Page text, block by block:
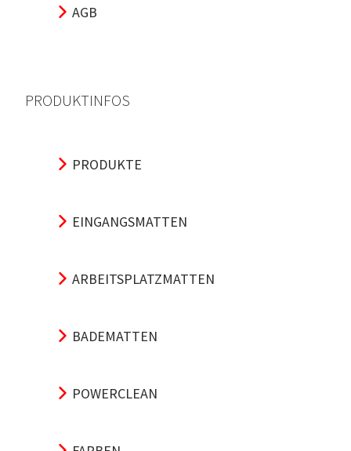
AGB
PRODUKTINFOS
PRODUKTE
EINGANGSMATTEN
ARBEITSPLATZMATTEN
BADEMATTEN
POWERCLEAN